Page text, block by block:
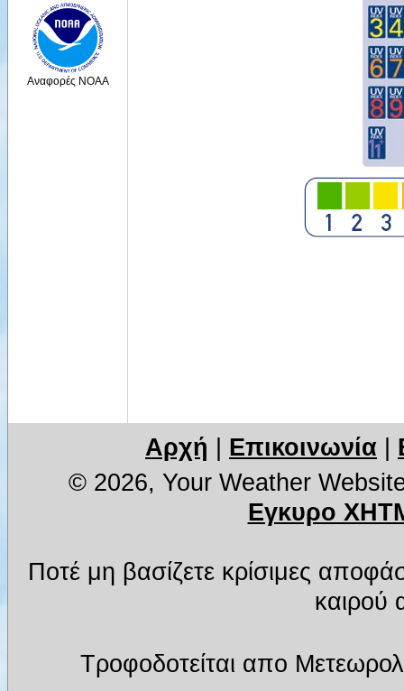
Αναφορές NOAA
Αρχή Επικοινωνία
© 2026, Your Weather
Εγκυρο
Ποτέ μη βασίζετε κρίσιμες
καιρού
Τροφοδοτείται απο